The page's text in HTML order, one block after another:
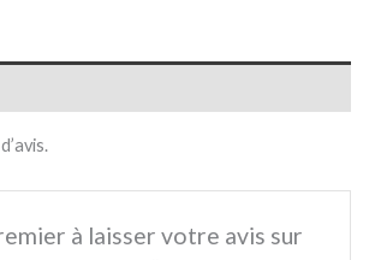
à laisser votre avis sur